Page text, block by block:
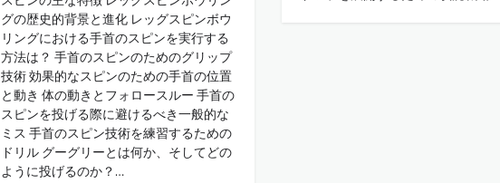
グの歴史的背景と進化 レッグスピンボウ
リングにおける手首のスピンを実行する
方法は？ 手首のスピンのためのグリップ
技術 効果的なスピンのための手首の位置
と動き 体の動きとフォロースルー 手首の
スピンを投げる際に避けるべき一般的な
ミス 手首のスピン技術を練習するための
ドリル グーグリーとは何か、そしてどの
ように投げるのか？…